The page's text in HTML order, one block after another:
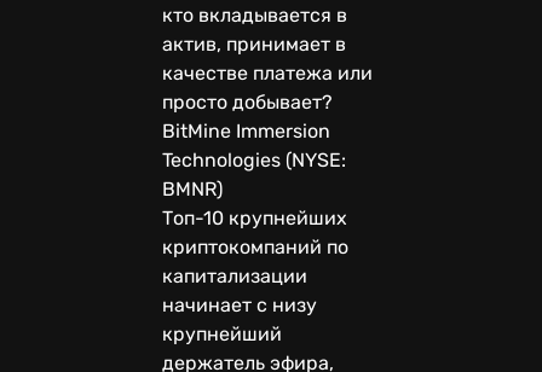
кто вкладывается в
актив, принимает в
качестве платежа или
просто добывает?
BitMine Immersion
Technologies (NYSE:
BMNR)
Топ-10 крупнейших
криптокомпаний по
капитализации
начинает с низу
крупнейший
держатель эфира,